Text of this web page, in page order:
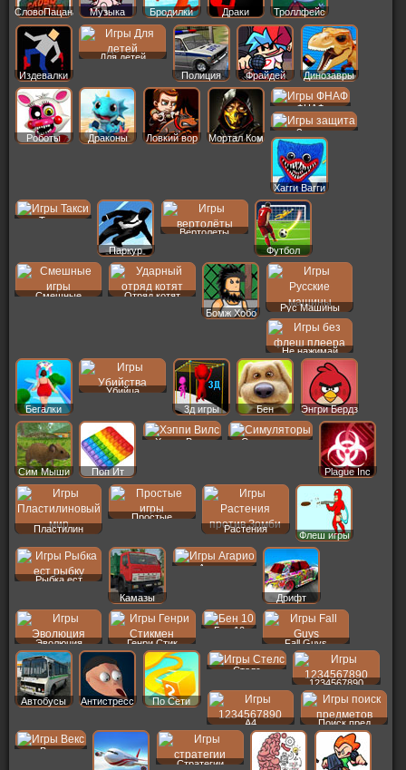
СловоПацана Музыка Бродилки Драки Троллфейс
Издевалки
Для детей
Полиция
Фрайдей Динозавры
Роботы Драконы Ловкий вор Мортал Ком
ФНАФ
Защита
Хагги Вагги
Такси
Паркур
Вертолеты
Футбол
Смешные
Отряд котят
Бомж Хобо
Рус Машины
Не нажимай
Бегалки
Убийца
3д игры
Бен Энгри Бердз
Сим Мыши Поп Ит
Хэппи Вилс Симуляторы
Plague Inc
Пластилин
Простые
Растения
Флеш игры
Рыбка ест
Камазы
Агарио
Дрифт
Эволюция Генри Стик
Бен 10
Fall Guys
Автобусы Антистресс По Сети
Стелс
1234567890
A4 Поиск пред
Векс
Стратегии